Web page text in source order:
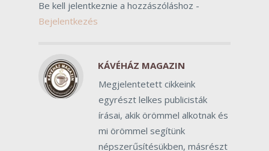
Be kell jelentkeznie a hozzászóláshoz -
Bejelentkezés
KÁVÉHÁZ MAGAZIN
Megjelentetett cikkeink
egyrészt lelkes publicisták
írásai, akik örömmel alkotnak és
mi örömmel segítünk
népszerűsítésükben, másrészt